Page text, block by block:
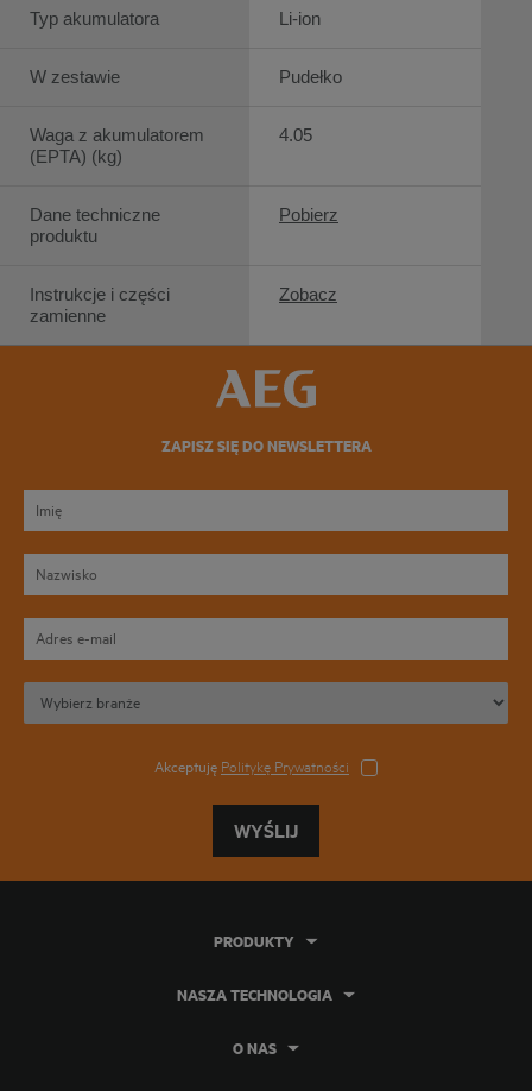
Typ akumulatora
W zestawie
Waga z akumulatorem
(EPTA) (kg)
Dane techniczne
produktu
Instrukcje i części
zamienne
Li-ion
Pudełko
4.05
Pobierz
Zobacz
ZAPISZ SIĘ DO NEWSLETTERA
Akceptuję Politykę Prywatności
WYŚLIJ
PRODUKTY
NASZA TECHNOLOGIA
O NAS